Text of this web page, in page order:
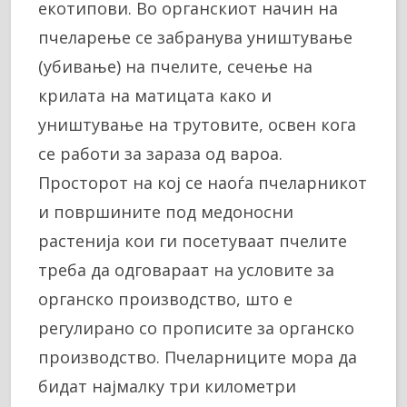
екотипови. Во органскиот начин на
пчеларење се забранува уништување
(убивање) на пчелите, сечење на
крилата на матицата како и
уништување на трутовите, освен кога
се работи за зараза од вароа.
Просторот на кој се наоѓа пчеларникот
и површините под медоносни
растенија кои ги посетуваат пчелите
треба да одговараат на условите за
органско производство, што е
регулирано со прописите за органско
производство. Пчеларниците мора да
бидат најмалку три километри